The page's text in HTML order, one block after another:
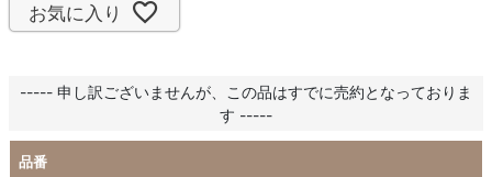
お気に入り
----- 申し訳ございませんが、この品はすでに売約となっておりま
す -----
品番